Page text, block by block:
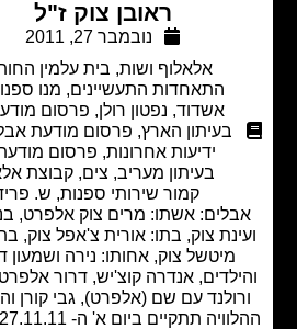
ראובן צוק ז"ל
נובמבר 27, 2011
אלאלוף ושות,בית עלמין החותרים,
התאחדות התעשיינים,מנו ספנות, נמל
,נפטון רולן,פרסום מודעת אבל
בעיתון הארץ,פרסום מודעת אבל בעיתון
ידיעות אחרונות,פרסום מודעת אבל
בעיתון מעריב, צים,קבוצת אלאלוף ,
קמור שירותי ספנות, ש. פרידמן
אשתו: מרים צוק אלפרט, בנו: יובל
צוק, בתו: אורית צ'אפל צוק, בתו: דליה
מיטשל צוק, אחותו: נירה ושמעון דומב
אנדרה קוצ'יש, דרור אלפרט, דורית
עם שם (אלפרט), גבי קורן והנכדים.
ההלוויה תתקיים ביום א' ה- 27.11.11, בשעה